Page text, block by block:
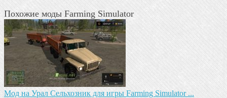
Похожие моды Farming Simulator
Мод на Урал Сельхозник для игры Farming Simulator ...